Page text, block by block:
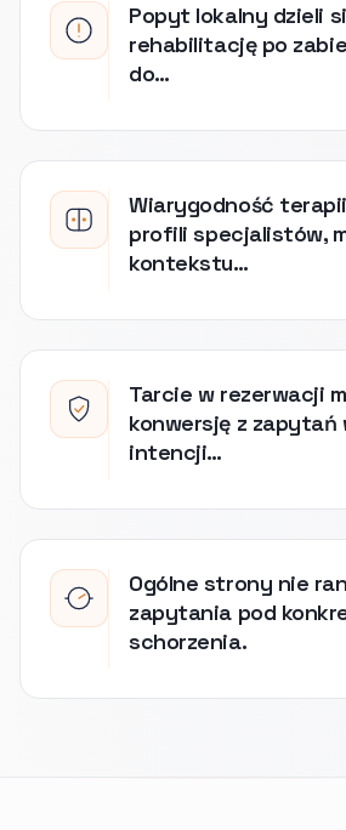
Popyt lokalny dzieli
rehabilitację po
do…
Wiarygodność
profili specjalistów,
kontekstu…
Tarcie w rezerwacji
konwersję z zapytań
intencji…
Ogólne strony nie
zapytania pod
schorzenia.